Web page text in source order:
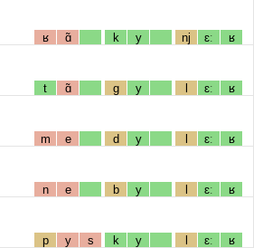
ʁ ɑ̃ k y nj ɛː ʁ
t ɑ̃ g y l ɛː ʁ
m e d y l ɛː ʁ
n e b y l ɛː ʁ
p y s k y l ɛː ʁ